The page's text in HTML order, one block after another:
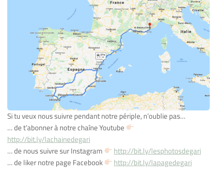
Si tu veux nous suivre pendant notre périple, n’oublie pas…
… de t’abonner à notre chaîne Youtube
http://bit.ly/lachainedegari
… de nous suivre sur Instagram
http://bit.ly/lesphotosdegari
… de liker notre page Facebook
http://bit.ly/lapagedegari